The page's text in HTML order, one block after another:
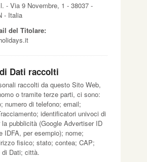
- Via 9 Novembre, 1 - 38037 -
- Italia
del Titolare:
Dati raccolti
raccolti da questo Sito Web,
o tramite terze parti, ci sono:
numero di telefono; email;
identificatori univoci di
pubblicità (Google Advertiser ID
IDFA, per esempio); nome;
fisico; stato; contea; CAP;
di Dati; città.